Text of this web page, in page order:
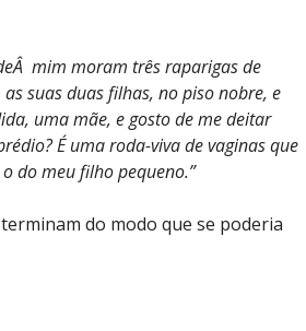
mim moram três raparigas de
suas duas filhas, no piso nobre, e
uma mãe, e gosto de me deitar
É uma roda-viva de vaginas que
do meu filho pequeno.”
do modo que se poderia